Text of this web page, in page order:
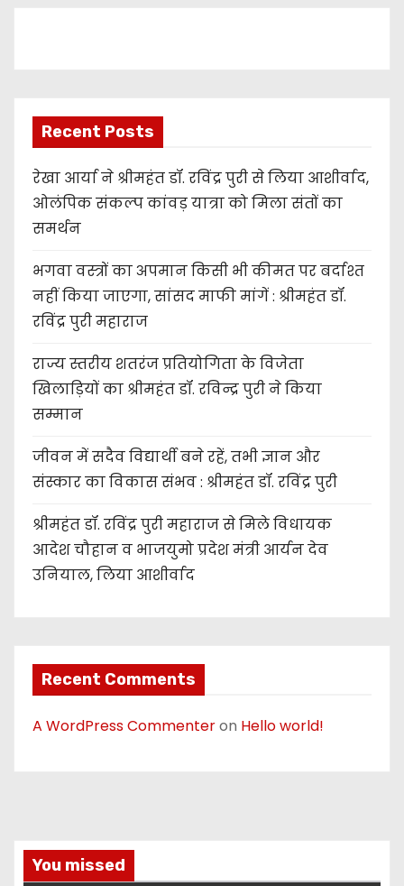
Recent Posts
रेखा आर्या ने श्रीमहंत डॉ. रविंद्र पुरी से लिया आशीर्वाद,
ओलंपिक संकल्प कांवड़ यात्रा को मिला संतों का
समर्थन
भगवा वस्त्रों का अपमान किसी भी कीमत पर बर्दाश्त
नहीं किया जाएगा, सांसद माफी मांगें : श्रीमहंत डॉ.
रविंद्र पुरी महाराज
राज्य स्तरीय शतरंज प्रतियोगिता के विजेता
खिलाड़ियों का श्रीमहंत डॉ. रविन्द्र पुरी ने किया
सम्मान
जीवन में सदैव विद्यार्थी बने रहें, तभी ज्ञान और
संस्कार का विकास संभव : श्रीमहंत डॉ. रविंद्र पुरी
श्रीमहंत डॉ. रविंद्र पुरी महाराज से मिले विधायक
आदेश चौहान व भाजयुमो प्रदेश मंत्री आर्यन देव
उनियाल, लिया आशीर्वाद
Recent Comments
A WordPress Commenteron Hello world!
You missed